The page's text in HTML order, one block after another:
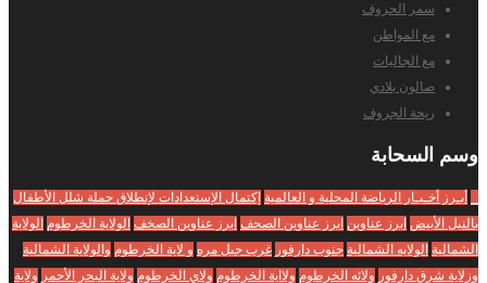
سمر الحروف
مع المواطن
مع الجاليات
صالون بلادي
ريحة الجروف
وسم السحابة
أبـرز أخـبـار الرياضة المحلية و العالمية إكتمال الإستعدادات لإنطلاق حملة شلل الأطفال
بالنيل الأبيض ابرز عناوين ابرز عناوين الصحف ابرز عناوين الصخف الولاية الخرطوم الولاية
الشمالية الولايه الشمالية جنوب دارفور غرب جبل مره و لاية الخرطوم والولاية الشمالية
وزلاية شرق دارفور ولائه الخرطوم ولااية الخرطوم ولاي الخرطوم ولاية البحر الأحمر ولاية